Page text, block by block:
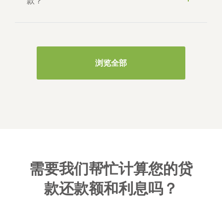
贷款，适用于广泛借款人群。我们接受第1 、 2
类邮递区号内的房产，助您在选址上更为灵活，
浏览全部
需要我们帮忙计算您的贷
款还款额和利息吗？